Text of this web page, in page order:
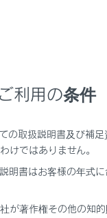
ンネル内や可燃物の
ご利用の条件
の取扱説明書及び補
けではありません。
明書はお客様の年式
が著作権その他の知